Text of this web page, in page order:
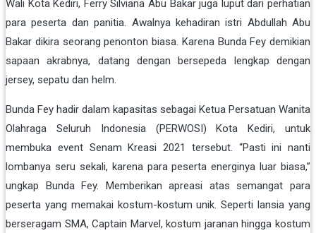
Wali Kota Kediri, Ferry Silviana Abu Bakar juga luput dari perhatian
para peserta dan panitia. Awalnya kehadiran istri Abdullah Abu
Bakar dikira seorang penonton biasa. Karena Bunda Fey demikian
sapaan akrabnya, datang dengan bersepeda lengkap dengan
jersey, sepatu dan helm.
Bunda Fey hadir dalam kapasitas sebagai Ketua Persatuan Wanita
Olahraga Seluruh Indonesia (PERWOSI) Kota Kediri, untuk
membuka event Senam Kreasi 2021 tersebut. “Pasti ini nanti
lombanya seru sekali, karena para peserta energinya luar biasa,”
ungkap Bunda Fey. Memberikan apreasi atas semangat para
peserta yang memakai kostum-kostum unik. Seperti lansia yang
berseragam SMA, Captain Marvel, kostum jaranan hingga kostum